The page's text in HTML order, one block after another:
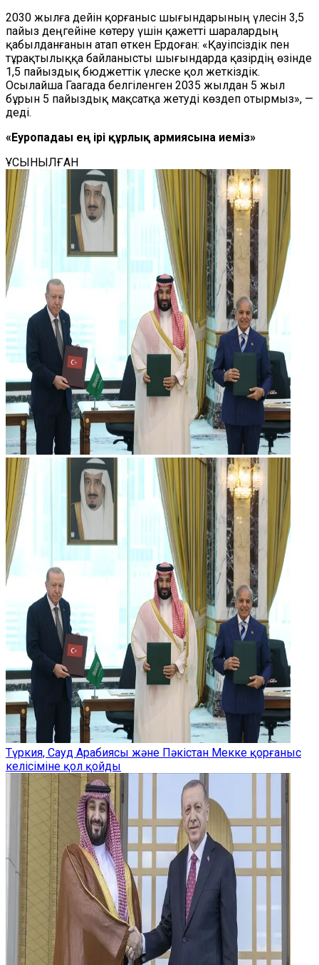
2030 жылға дейін қорғаныс шығындарының үлесін 3,5
пайыз деңгейіне көтеру үшін қажетті шаралардың
қабылданғанын атап өткен Ердоған: «Қауіпсіздік пен
тұрақтылыққа байланысты шығындарда қазірдің өзінде
1,5 пайыздық бюджеттік үлеске қол жеткіздік.
Осылайша Гаагада белгіленген 2035 жылдан 5 жыл
бұрын 5 пайыздық мақсатқа жетуді көздеп отырмыз», —
деді.
«Еуропадағы ең ірі құрлық армиясына иеміз»
ҰСЫНЫЛҒАН
Түркия, Сауд Арабиясы және Пәкістан Мекке қорғаныс
келісіміне қол қойды